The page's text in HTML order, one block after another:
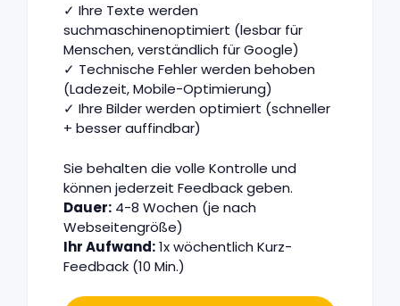
✓ Ihre Texte werden
suchmaschinenoptimiert (lesbar für
Menschen, verständlich für Google)
✓ Technische Fehler werden behoben
(Ladezeit, Mobile-Optimierung)
✓ Ihre Bilder werden optimiert (schneller
+ besser auffindbar)
Sie behalten die volle Kontrolle und
können jederzeit Feedback geben.
Dauer: 4-8 Wochen (je nach
Webseitengröße)
Ihr Aufwand:1x wöchentlich Kurz-
Feedback (10 Min.)